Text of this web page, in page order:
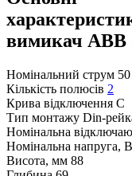
вимикач ABB
Номінальний струм
Кількість полюсів 2
Крива відключення C
Тип монтажу Din-
Номінальна
Номінальна напруга, В
Висота, мм 88